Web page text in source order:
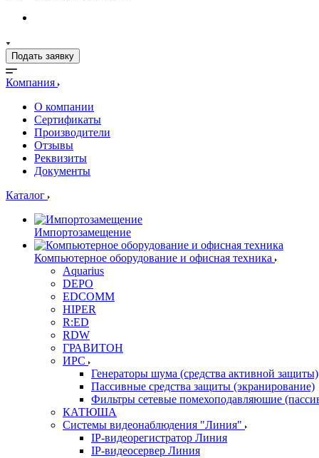
Подать заявку
Компания
О компании
Сертификаты
Производители
Отзывы
Реквизиты
Документы
Каталог
Импортозамещение
Компьютерное оборудование и офисная техника
Aquarius
DEPO
EDCOMM
HIPER
R:ED
RDW
ГРАВИТОН
ИРС
Генераторы шума (средства активной защиты)
Пассивные средства защиты (экранирование)
Фильтры сетевые помехоподавляюшие
КАТЮША
Системы видеонаблюдения "Линия"
IP-видеорегистратор Линия
IP-видеосервер Линия